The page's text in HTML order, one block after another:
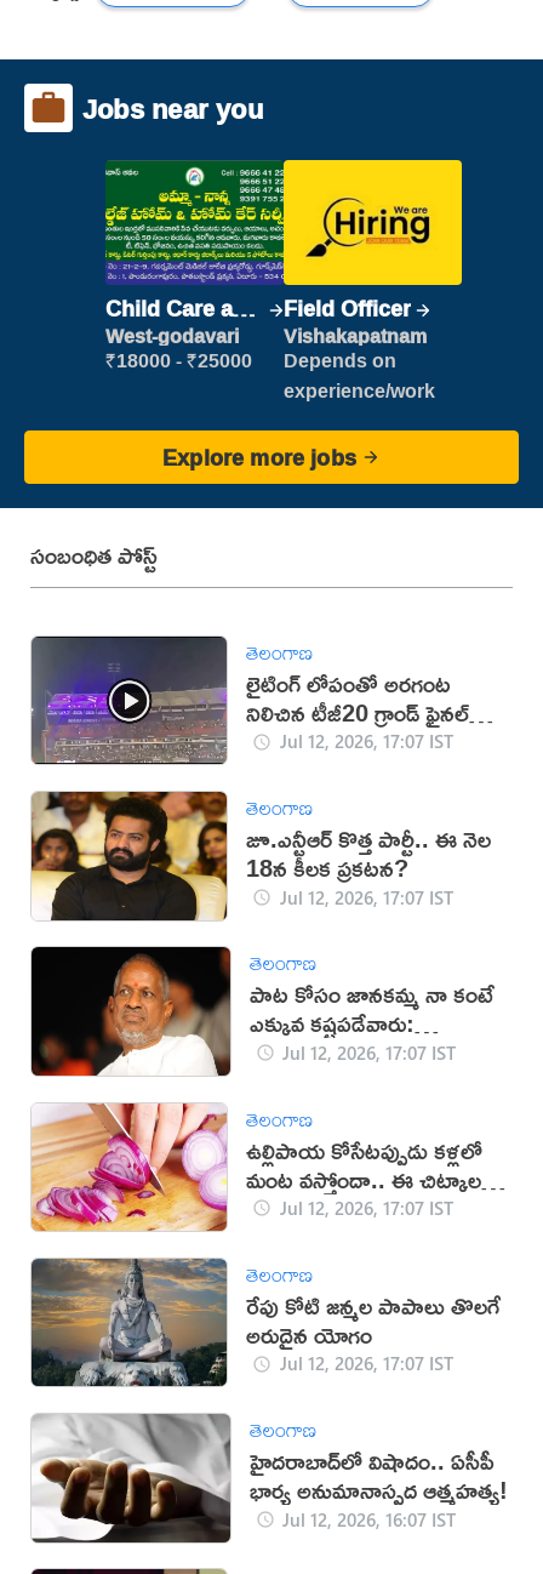
Jobs near you
Child Care and
Patient care
West-godavari
₹18000 - ₹25000
Field Officer
Vishakapatnam
Depends on
experience/work
Explore more jobs
సంబంధిత పోస్ట్
తెలంగాణ
లైటింగ్ లోపంతో అరగంట
నిలిచిన టీజీ20 గ్రాండ్ ఫైనల్
(వీడియో)
Jul 12, 2026, 17:07 IST
తెలంగాణ
జూ.ఎన్టీఆర్ కొత్త పార్టీ.. ఈ నెల
18న కీలక ప్రకటన?
Jul 12, 2026, 17:07 IST
తెలంగాణ
పాట కోసం జానకమ్మ నా కంటే
ఎక్కువ కష్టపడేవారు:
ఇళయరాజా
Jul 12, 2026, 17:07 IST
తెలంగాణ
ఉల్లిపాయ కోసేటప్పుడు కళ్లలో
మంట వస్తోందా.. ఈ చిట్కాలతో
చెక్!Jul 12, 2026, 17:07 IST
తెలంగాణ
రేపు కోటి జన్మల పాపాలు తొలగే
అరుదైన యోగం
Jul 12, 2026, 17:07 IST
తెలంగాణ
హైదరాబాద్‌లో విషాదం.. ఏసీపీ
భార్య అనుమానాస్పద ఆత్మహత్య!
Jul 12, 2026, 16:07 IST